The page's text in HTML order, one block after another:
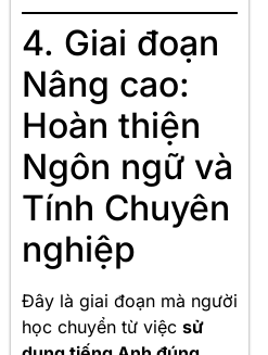
4. Giai đoạn
Nâng cao:
Hoàn thiện
Ngôn ngữ và
Tính Chuyên
nghiệp
Đây là giai đoạn mà người
học chuyển từ việc sử